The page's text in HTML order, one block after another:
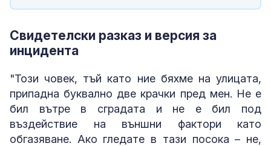
Свидетелски разказ и версия за
инцидента
"Този човек, тъй като ние бяхме на улицата,
припадна буквално две крачки пред мен. Не е
бил вътре в сградата и не е бил под
въздействие на външни фактори като
обгазяване. Ако гледате в тази посока – не,